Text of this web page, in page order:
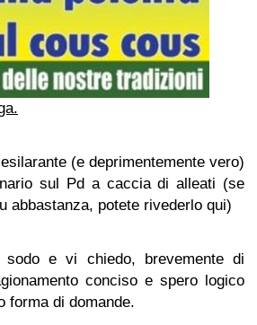
(e deprimentemente vero)
sul Pd a caccia di alleati (se
abbastanza, potete rivederlo qui)
e vi chiedo, brevemente di
conciso e spero logico
forma di domande.